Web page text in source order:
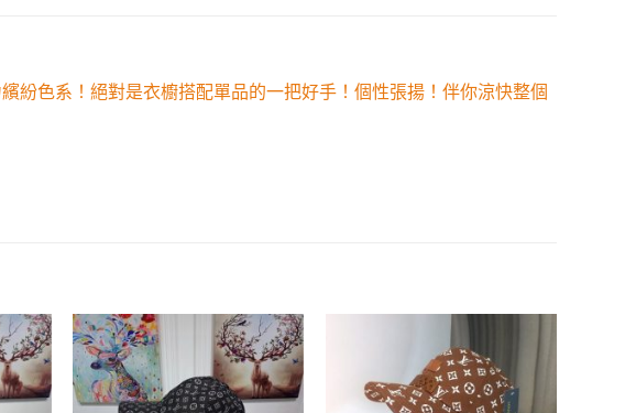
紛色系！絕對是衣櫥搭配單品的一把好手！個性張揚！伴你涼快整個
Add to
Add to
wishlist
Add to
wishlist